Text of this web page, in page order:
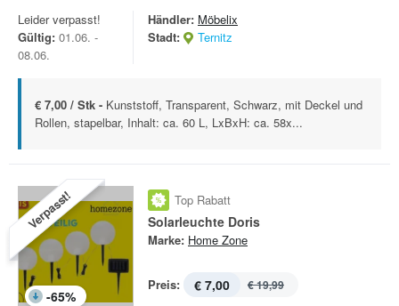
Leider verpasst!
Gültig: 01.06. -
08.06.
Händler: Möbelix
Stadt:
Ternitz
€ 7,00 / Stk - Kunststoff, Transparent, Schwarz, mit Deckel und
Rollen, stapelbar, Inhalt: ca. 60 L, LxBxH: ca. 58x...
Verpasst!
-65%
Top Rabatt
Solarleuchte Doris
Marke: Home Zone
Preis: € 7,00 € 19,99